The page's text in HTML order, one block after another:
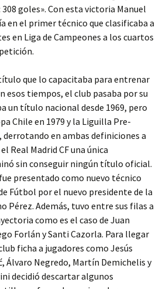
goles». Con esta victoria Manuel
en el primer técnico que clasificaba a
en Liga de Campeones a los cuartos
que lo capacitaba para entrenar
esos tiempos, el club pasaba por su
un título nacional desde 1969, pero
Chile en 1979 y la Liguilla Pre-
derrotando en ambas definiciones a
Real Madrid CF una única
sin conseguir ningún título oficial.
presentado como nuevo técnico
Fútbol por el nuevo presidente de la
Pérez. Además, tuvo entre sus filas a
como es el caso de Juan
Forlán y Santi Cazorla. Para llegar
ficha a jugadores como Jesús
Álvaro Negredo, Martín Demichelis y
decidió descartar algunos